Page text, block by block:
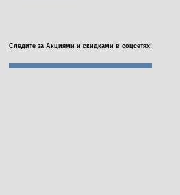
Следите за Акциями и скидками в соцсетях!